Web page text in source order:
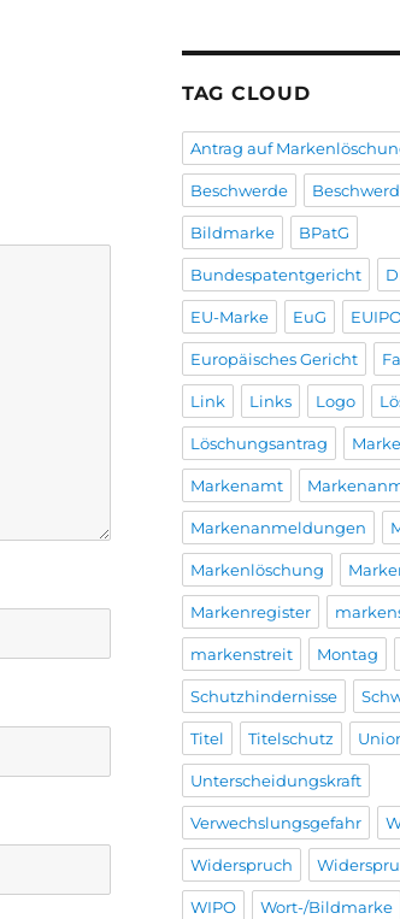
TAG CLOUD
Antrag auf
Beschwerde
Bildmarke BPatG
Bundespatentgericht
EU-Marke EuG
Europäisches Gericht
Link Links Logo
Löschungsantrag Marke
Markenamt
Markenanmeldungen
Markenlöschung
Markenregister
markenstreit Montag
Schutzhindernisse
Titel Titelschutz
Unterscheidungskraft
Verwechslungsgefahr
Widerspruch
WIPO Wort-/Bildmarke